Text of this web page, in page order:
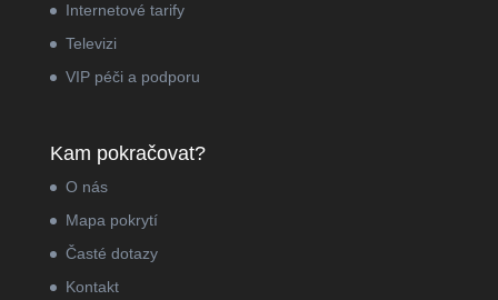
Internetové tarify
Televizi
VIP péči a podporu
Kam pokračovat?
O nás
Mapa pokrytí
Časté dotazy
Kontakt